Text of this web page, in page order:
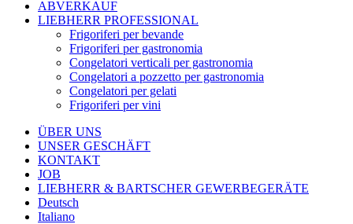
ABVERKAUF
LIEBHERR PROFESSIONAL
Frigoriferi per bevande
Frigoriferi per gastronomia
Congelatori verticali per gastronomia
Congelatori a pozzetto per gastronomia
Congelatori per gelati
Frigoriferi per vini
ÜBER UNS
UNSER GESCHÄFT
KONTAKT
JOB
LIEBHERR & BARTSCHER GEWERBEGERÄTE
Deutsch
Italiano